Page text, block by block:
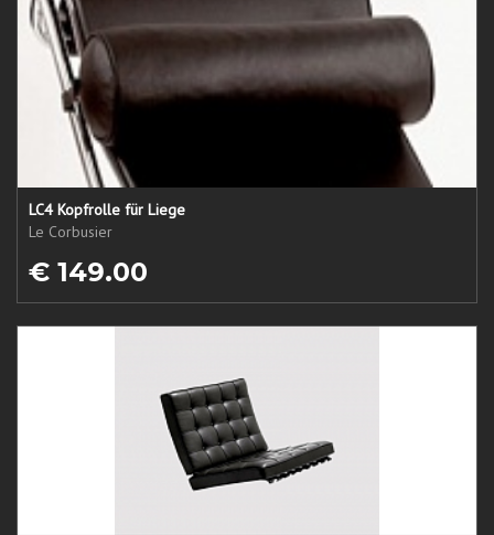
LC4 Kopfrolle für Liege
Le Corbusier
€ 149.00